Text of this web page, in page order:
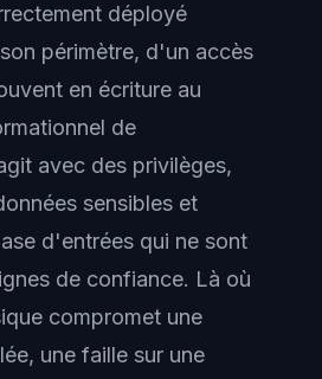
déployé
périmètre, d'un accès
en écriture au
de
avec des privilèges,
sensibles et
d'entrées qui ne sont
de confiance. Là où
compromet une
une faille sur une